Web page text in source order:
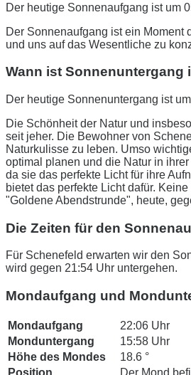
Der heutige Sonnenaufgang ist um
Der Sonnenaufgang ist ein Moment
und uns auf das Wesentliche zu
Wann ist Sonnenuntergang
Der heutige Sonnenuntergang ist
Die Schönheit der Natur und
seit jeher. Die Bewohner von
Naturkulisse zu leben. Umso
optimal planen und die Natur in
da sie das perfekte Licht für ihre
bietet das perfekte Licht dafür.
"Goldene Abendstrunde", heute,
Die Zeiten für den
Für Schenefeld erwarten wir den
wird gegen 21:54 Uhr untergehen.
Mondaufgang und
Mondaufgang
22:06 Uhr
Monduntergang
15:58 Uhr
Höhe des Mondes
18.6 °
Position
Der Mond